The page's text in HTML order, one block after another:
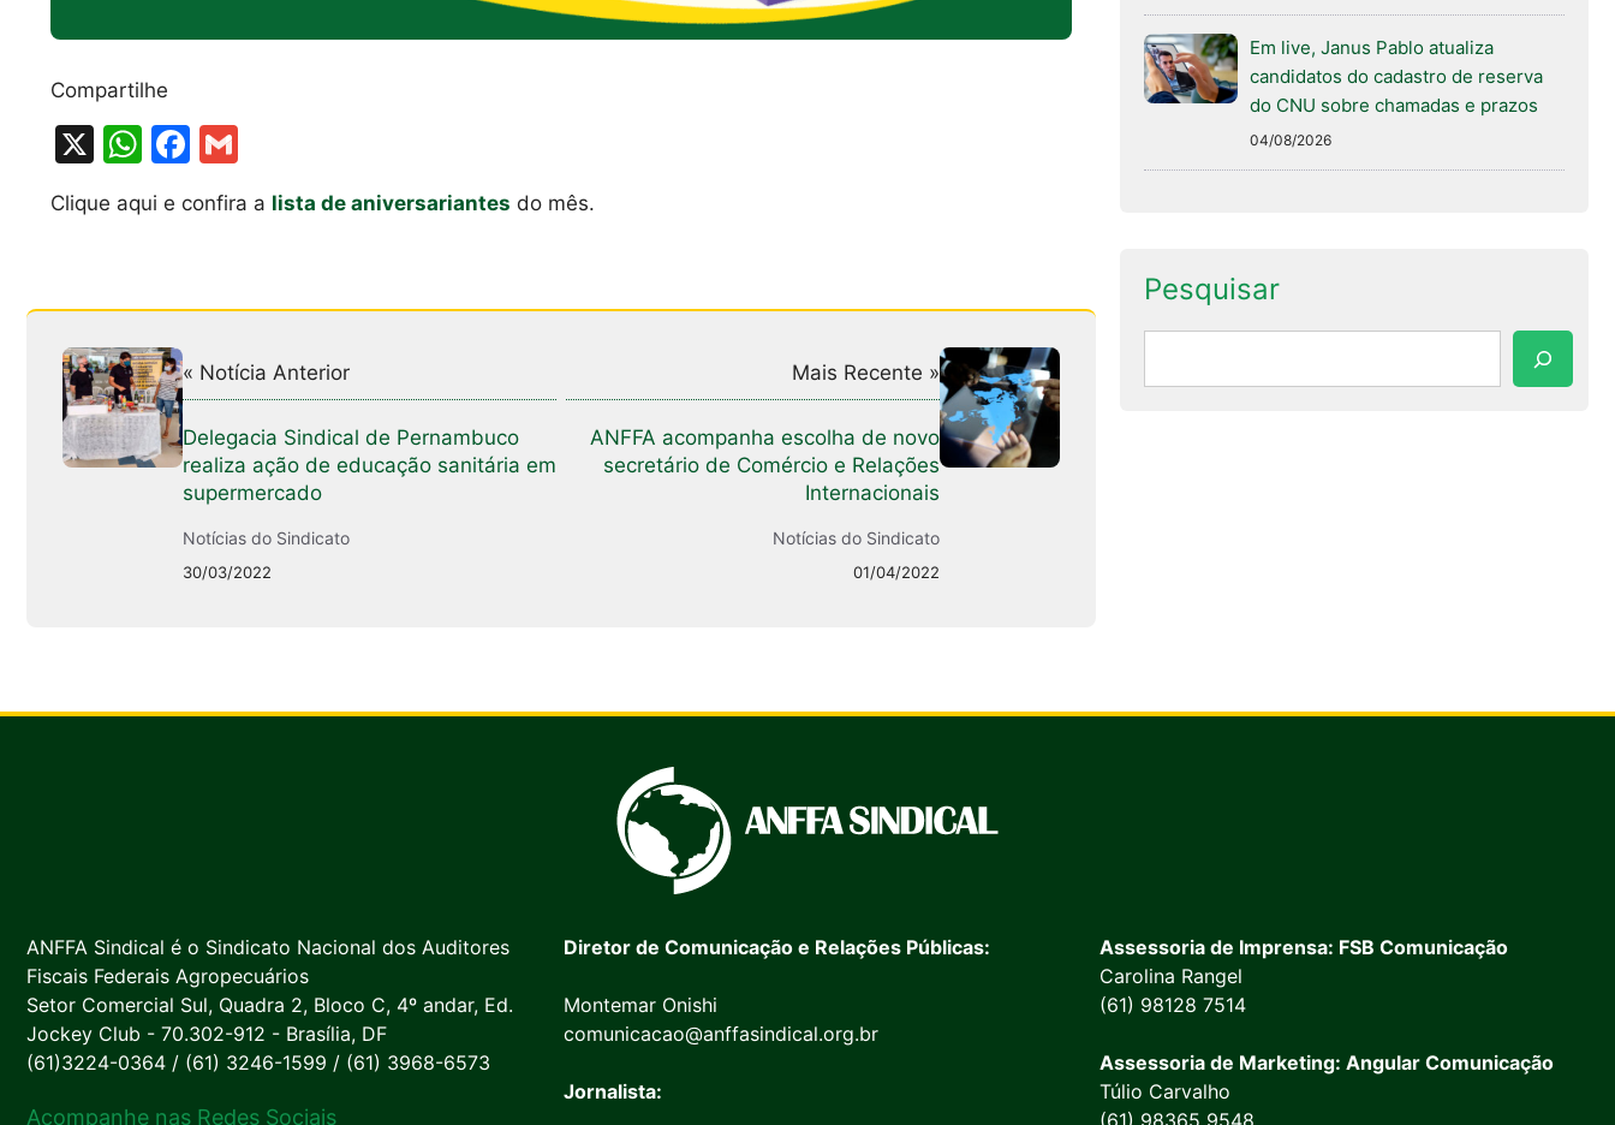
Compartilhe
X
W
h
at
A
p
p
F
c
b
o
k
ai
Clique aqui e confira a lista de aniversariantes do mês.
« Notícia Anterior
Delegacia Sindical de Pernambuco
realiza ação de educação sanitária em
supermercado
Notícias do Sindicato
30/03/2022
Mais Recente »
ANFFA acompanha escolha de novo
secretário de Comércio e Relações
Internacionais
Notícias do Sindicato
01/04/2022
Em live, Janus Pablo atualiza
candidatos do cadastro de reserva
do CNU sobre chamadas e prazos
04/08/2026
Pesquisar
ANFFA Sindical é o Sindicato Nacional dos Auditores
Fiscais Federais Agropecuários
Setor Comercial Sul, Quadra 2, Bloco C, 4º andar, Ed.
Jockey Club - 70.302-912 - Brasília, DF
(61)3224-0364 / (61) 3246-1599 / (61) 3968-6573
Acompanhe nas Redes Sociais
Diretor de Comunicação e Relações Públicas:
Montemar Onishi
comunicacao@anffasindical.org.br
Jornalista:
Assessoria de Imprensa: FSB Comunicação
Carolina Rangel
(61) 98128 7514
Assessoria de Marketing: Angular Comunicação
Túlio Carvalho